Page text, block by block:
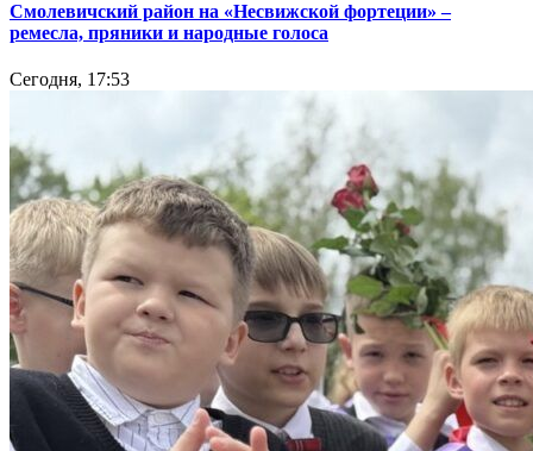
Смолевичский район на «Несвижской фортеции» –
ремесла, пряники и народные голоса
Сегодня, 17:53